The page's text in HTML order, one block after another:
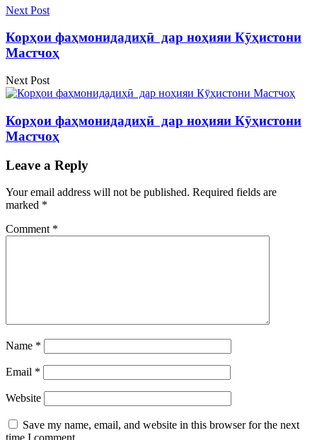
Next Post
Корҳои фаҳмонидадиҳӣ дар ноҳияи Кӯҳистони
Мастчоҳ
Next Post
Корҳои фаҳмонидадиҳӣ дар ноҳияи Кӯҳистони
Мастчоҳ
Leave a Reply
Your email address will not be published. Required fields are
marked *
Comment *
Name *
Email *
Website
Save my name, email, and website in this browser for the next